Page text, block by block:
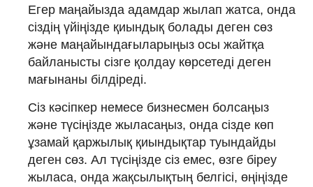
Егер маңайызда адамдар жылап жатса, онда
сіздің үйіңізде қиындық болады деген сөз
және маңайындағыларыңыз осы жайтқа
байланысты сізге қолдау көрсетеді деген
мағынаны білдіреді.
Сіз кәсіпкер немесе бизнесмен болсаңыз
және түсіңізде жыласаңыз, онда сізде көп
ұзамай қаржылық қиындықтар туындайды
деген сөз. Ал түсіңізде сіз емес, өзге біреу
жыласа, онда жақсылықтың белгісі, өңіңізде